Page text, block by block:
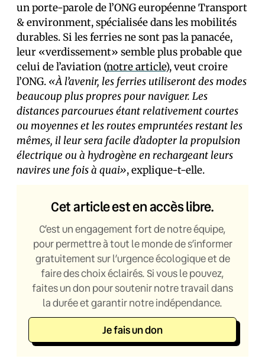
un porte-parole de l’ONG européenne Transport
& environment, spécialisée dans les mobilités
durables. Si les ferries ne sont pas la panacée,
leur «verdissement» semble plus probable que
celui de l’aviation (notre article), veut croire
l’ONG. «À l’avenir, les ferries utiliseront des modes
beaucoup plus propres pour naviguer. Les
distances parcourues étant relativement courtes
ou moyennes et les routes empruntées restant les
mêmes, il leur sera facile d’adopter la propulsion
électrique ou à hydrogène en rechargeant leurs
navires une fois à quai», explique-t-elle.
Cet article est en accès libre.
C’est un engagement fort de notre équipe,
pour permettre à tout le monde de s’informer
gratuitement sur l’urgence écologique et de
faire des choix éclairés. Si vous le pouvez,
faites un don pour soutenir notre travail dans
la durée et garantir notre indépendance.
Je fais un don